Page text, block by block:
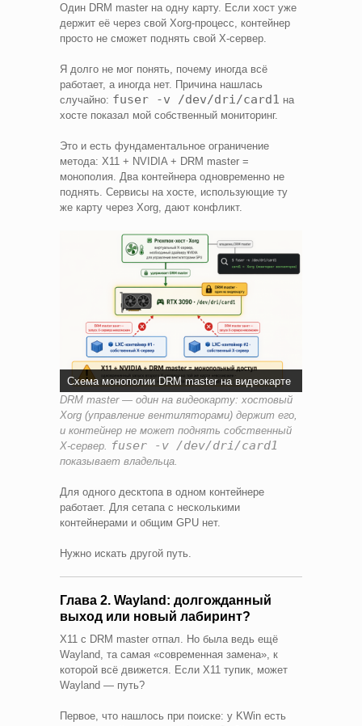
Один DRM master на одну карту. Если хост уже
держит её через свой Xorg-процесс, контейнер
просто не сможет поднять свой X-сервер.
Я долго не мог понять, почему иногда всё
работает, а иногда нет. Причина нашлась
случайно: fuser -v /dev/dri/card1 на
хосте показал мой собственный мониторинг.
Это и есть фундаментальное ограничение
метода: X11 + NVIDIA + DRM master =
монополия. Два контейнера одновременно не
поднять. Сервисы на хосте, использующие ту
же карту через Xorg, дают конфликт.
Схема монополии DRM master на видеокарте
DRM master — один на видеокарту: хостовый
Xorg (управление вентиляторами) держит его,
и контейнер не может поднять собственный
X-сервер.
fuser -v /dev/dri/card1
показывает владельца.
Для одного десктопа в одном контейнере
работает. Для сетапа с несколькими
контейнерами и общим GPU нет.
Нужно искать другой путь.
Глава 2. Wayland: долгожданный
выход или новый лабиринт?
X11 с DRM master отпал. Но была ведь ещё
Wayland, та самая «современная замена», к
которой всё движется. Если X11 тупик, может
Wayland — путь?
Первое, что нашлось при поиске: у KWin есть